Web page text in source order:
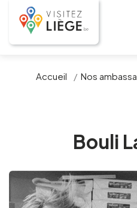
Prepare my stay
City of Liège
Accueil / Nos
Bouli